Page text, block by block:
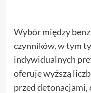
Wybór między
czynników, w tym
indywidualnych
oferuje wyższą
przed detonacjami,